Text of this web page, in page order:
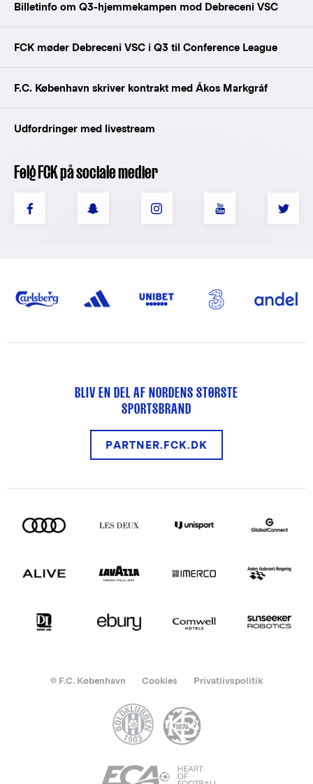
Billetinfo om Q3-hjemmekampen mod Debreceni VSC
FCK møder Debreceni VSC i Q3 til Conference League
F.C. København skriver kontrakt med Ákos Markgráf
Udfordringer med livestream
Følg FCK på sociale medier
BLIV EN DEL AF NORDENS STØRSTE
SPORTSBRAND
PARTNER.FCK.DK
© F.C. København Cookies Privatlivspolitik